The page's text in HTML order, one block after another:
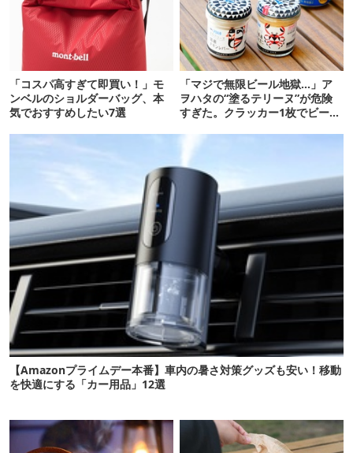
「コスパ高すぎて即買い！」モ
ンベルのショルダーバッグ、本
気でおすすめしたい7選
「マジで無限ビール地獄…」ア
ヲハタの“塗るテリーヌ”が危険
すぎた。クラッカー1枚でビール
【Amazonプライムデー本番】車内の暑さ対策グッズも安い！移動
を快適にする「カー用品」12選